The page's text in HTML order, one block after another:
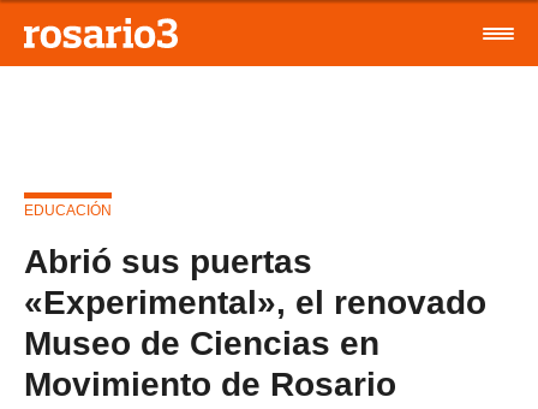
EDUCACIÓN
Abrió sus puertas
«Experimental», el renovado
Museo de Ciencias en
Movimiento de Rosario